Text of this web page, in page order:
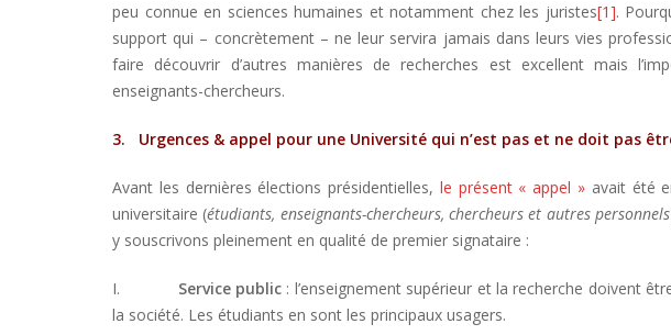
peu connue en sciences humaines et notamment chez les juristes[1].
support qui – concrètement – ne leur servira jamais dans leurs vies
faire découvrir d’autres manières de recherches est excellent mais
enseignants-chercheurs.
3. Urgences & appel pour une Université qui n’est pas et ne doit pas
Avant les dernières élections présidentielles, le présent « appel » avait été
universitaire (étudiants, enseignants-chercheurs, chercheurs et autres personnels
y souscrivons pleinement en qualité de premier signataire :
I. Service public : l’enseignement supérieur et la recherche doivent
la société. Les étudiants en sont les principaux usagers.